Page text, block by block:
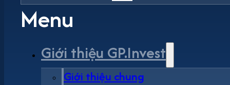
Menu
Giới thiệu GP.Invest
Giới thiệu chung